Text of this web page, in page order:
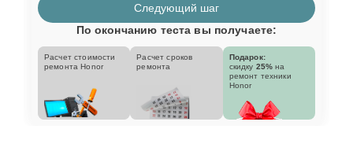
Следующий шаг
По окончанию теста вы получаете:
Расчет стоимости
ремонта Honor
Расчет сроков
ремонта
Подарок:
скидку 25% на
ремонт техники
Honor